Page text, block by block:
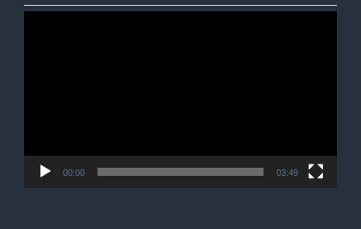
00:00 03:49